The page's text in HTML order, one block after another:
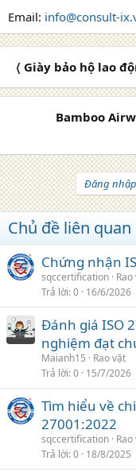
Email: info@consult-
〈 Giày bảo hộ lao
Bamboo
Đăng
Chủ đề liên quan
Chứng nhận
sqccertification
Trả lời 0 16/6/2026
Đánh giá ISO
nghiệm đạt
Maianh15
Rao vặt
Trả lời 0 15/7/2026
Tìm hiểu về
27001:2022
sqccertification
Trả lời 0 18/8/2025